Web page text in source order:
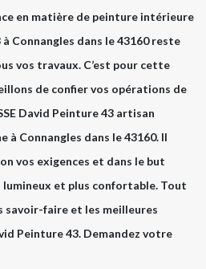
en matière de peinture intérieure
à Connangles dans le 43160 reste
vos travaux. C’est pour cette
de confier vos opérations de
David Peinture 43 artisan
à Connangles dans le 43160. Il
vos exigences et dans le but
et plus confortable. Tout
savoir-faire et les meilleures
Peinture 43. Demandez votre